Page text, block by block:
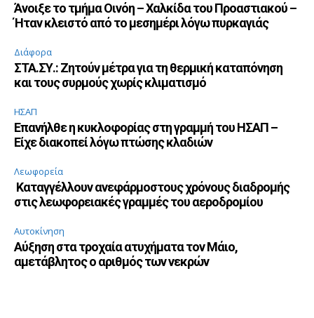
Άνοιξε το τμήμα Οινόη – Χαλκίδα του Προαστιακού –
Ήταν κλειστό από το μεσημέρι λόγω πυρκαγιάς
Διάφορα
ΣΤΑ.ΣΥ.: Ζητούν μέτρα για τη θερμική καταπόνηση
και τους συρμούς χωρίς κλιματισμό
ΗΣΑΠ
Επανήλθε η κυκλοφορίας στη γραμμή του ΗΣΑΠ –
Είχε διακοπεί λόγω πτώσης κλαδιών
Λεωφορεία
Καταγγέλλουν ανεφάρμοστους χρόνους διαδρομής
στις λεωφορειακές γραμμές του αεροδρομίου
Αυτοκίνηση
Αύξηση στα τροχαία ατυχήματα τον Μάιο,
αμετάβλητος ο αριθμός των νεκρών